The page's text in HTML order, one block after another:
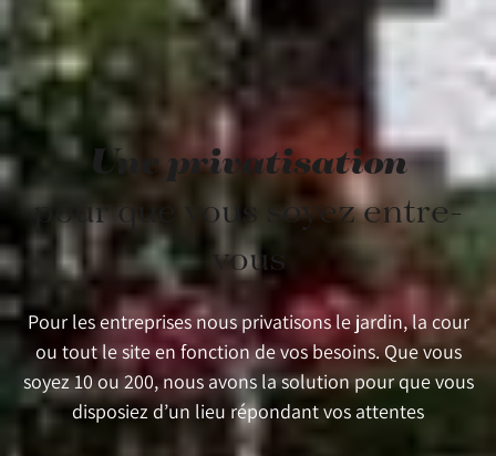
Une privatisation
pour que vous soyez entre-
vous
Pour les entreprises nous privatisons le jardin, la cour
ou tout le site en fonction de vos besoins. Que vous
soyez 10 ou 200, nous avons la solution pour que vous
disposiez d’un lieu répondant vos attentes